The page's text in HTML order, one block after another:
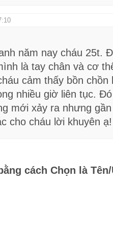
năm nay cháu 25t.
là tay chân và cơ
cảm thấy bồn
nhiều giờ liên tục.
mới xảy ra nhưng
cho cháu lời khuyên ạ!
cách Chọn là